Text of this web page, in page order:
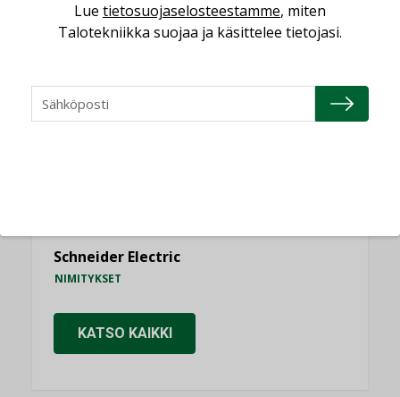
NIMITYKSET
NIMITYKSET
Schneider Electric
NIMITYKSET
KATSO KAIKKI
Lue tietosuojaselosteestamme, miten
Talotekniikka suojaa ja käsittelee tietojasi.